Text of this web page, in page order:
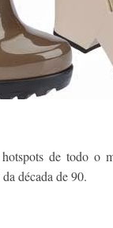
de todo o
década de 90.